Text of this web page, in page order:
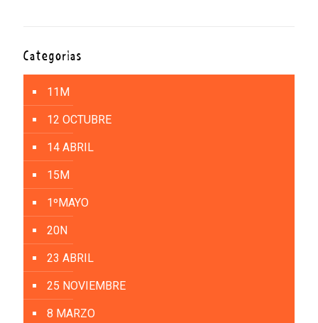
Categorías
11M
12 OCTUBRE
14 ABRIL
15M
1ºMAYO
20N
23 ABRIL
25 NOVIEMBRE
8 MARZO